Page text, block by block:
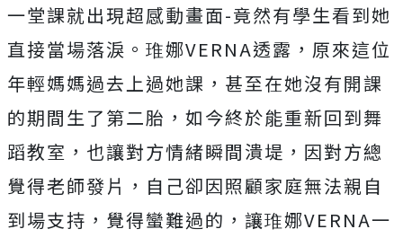
一堂課就出現超感動畫面-竟然有學生看到她
直接當場落淚。琟娜VERNA透露， 原來這位
年輕媽媽過去上過她課， 甚至在她沒有開課
的期間生了第二胎， 如今終於能重新回到舞
蹈教室，也讓對方情緒瞬間潰堤， 因對方總
覺得老師發片，自己卻因照顧家庭無法親自
到場支持， 覺得蠻難過的，讓琟娜VERNA一